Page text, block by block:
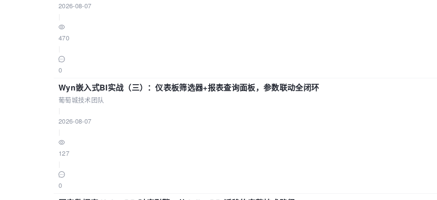
2026-08-07
470
0
Wyn嵌入式BI实战（三）：仪表板筛选器+报表查询面板，参数联动全闭环
葡萄城技术团队
2026-08-07
127
0